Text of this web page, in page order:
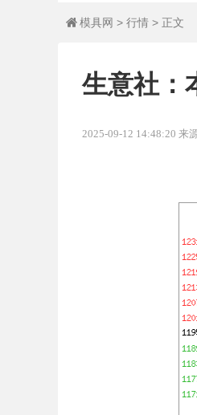
 模具网 > 行情 > 正文
生意社：
2025-09-12 14:48:20 来